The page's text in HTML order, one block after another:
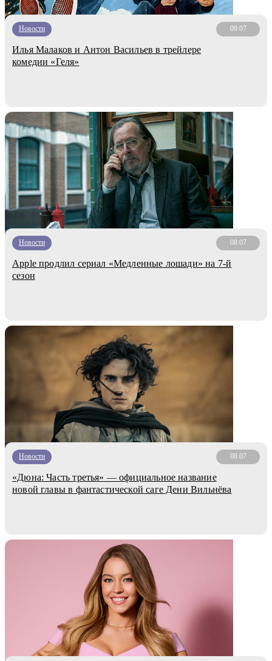
Новости 09.07
Илья Малаков и Антон Васильев в трейлере
комедии «Геля»
Новости 08.07
Apple продлил сериал «Медленные лошади» на 7-й
сезон
Новости 08.07
«Дюна: Часть третья» — официальное название
новой главы в фантастической саге Дени Вильнёва